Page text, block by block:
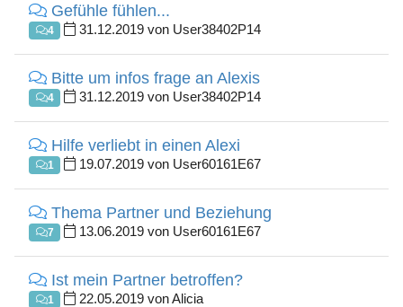
Gefühle fühlen...
4 31.12.2019 von User38402P14
Bitte um infos frage an Alexis
4 31.12.2019 von User38402P14
Hilfe verliebt in einen Alexi
1 19.07.2019 von User60161E67
Thema Partner und Beziehung
7 13.06.2019 von User60161E67
Ist mein Partner betroffen?
1 22.05.2019 von Alicia